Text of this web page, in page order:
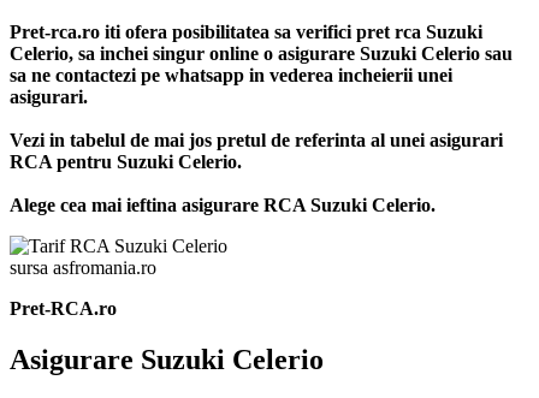
Pret-rca.ro iti ofera posibilitatea sa verifici pret rca Suzuki
Celerio, sa inchei singur online o asigurare Suzuki Celerio sau
sa ne contactezi pe whatsapp in vederea incheierii unei
asigurari.
Vezi in tabelul de mai jos pretul de referinta al unei asigurari
RCA pentru Suzuki Celerio.
Alege cea mai ieftina asigurare RCA Suzuki Celerio.
sursa asfromania.ro
Pret-RCA.ro
Asigurare Suzuki Celerio